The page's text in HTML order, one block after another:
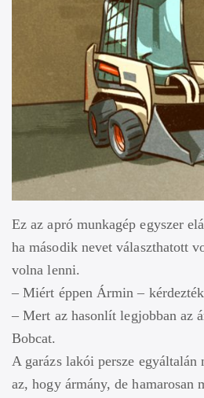
Ez az apró munkagép egyszer
ha második nevet választhatott
volna lenni.
– Miért éppen Ármin –
– Mert az hasonlít legjobban az
Bobcat.
A garázs lakói persze
az, hogy ármány, de